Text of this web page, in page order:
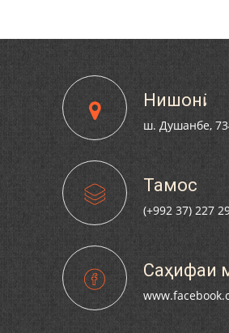
ТАШКИЛОТИ ҲИЗБИИ
Нишонӣ
ш. Душанбе,
Тамос
(+992 37) 227
Саҳифаи